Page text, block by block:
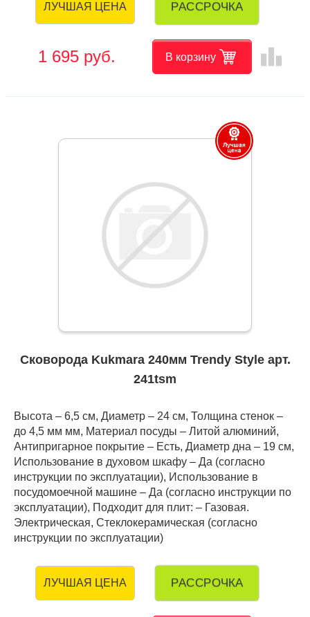
ЛУЧШАЯ ЦЕНА РАССРОЧКА
1 695 руб. В корзину leaderboard
Сковорода Kukmara 240мм Trendy Style арт.
241tsm
Высота – 6,5 см, Диаметр – 24 см, Толщина стенок –
до 4,5 мм мм, Материал посуды – Литой алюминий,
Антипригарное покрытие – Есть, Диаметр дна – 19 см,
Использование в духовом шкафу – Да (согласно
инструкции по эксплуатации), Использование в
посудомоечной машине – Да (согласно инструкции по
эксплуатации), Подходит для плит: – Газовая.
Электрическая, Стеклокерамическая (согласно
инструкции по эксплуатации)
ЛУЧШАЯ ЦЕНА РАССРОЧКА